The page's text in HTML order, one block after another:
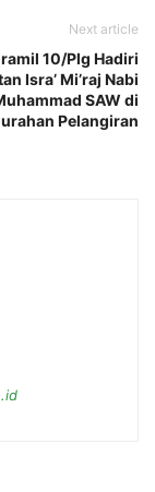
Next article
10/Plg Hadiri
Isra’ Mi’raj Nabi
SAW di
Pelangiran